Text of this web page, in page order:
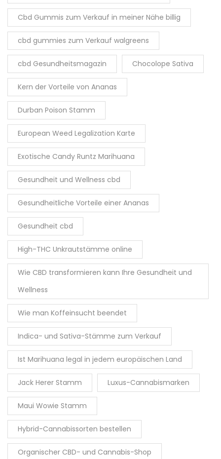
Cbd Gummis zum Verkauf in meiner Nähe billig
cbd gummies zum Verkauf walgreens
cbd Gesundheitsmagazin Chocolope Sativa
Kern der Vorteile von Ananas
Durban Poison Stamm
European Weed Legalization Karte
Exotische Candy Runtz Marihuana
Gesundheit und Wellness cbd
Gesundheitliche Vorteile einer Ananas
Gesundheit cbd
High-THC Unkrautstämme online
Wie CBD transformieren kann Ihre Gesundheit und
Wellness
Wie man Koffeinsucht beendet
Indica- und Sativa-Stämme zum Verkauf
Ist Marihuana legal in jedem europäischen Land
Jack Herer Stamm Luxus-Cannabismarken
Maui Wowie Stamm
Hybrid-Cannabissorten bestellen
Organischer CBD- und Cannabis-Shop